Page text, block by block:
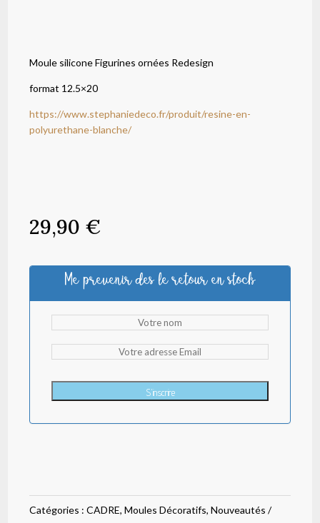
Moule silicone Figurines ornées Redesign
format 12.5×20
https://www.stephaniedeco.fr/produit/resine-en-
polyurethane-blanche/
29,90 €
Me prevenir des le retour en stock
S'inscrire
Catégories :CADRE,Moules Décoratifs,Nouveautés